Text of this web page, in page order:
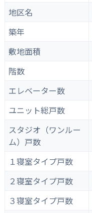
地区名
築年
敷地面積
階数
エレベーター数
ユニット総戸数
スタジオ（ワンルー
ム）戸数
１寝室タイプ戸数
２寝室タイプ戸数
３寝室タイプ戸数